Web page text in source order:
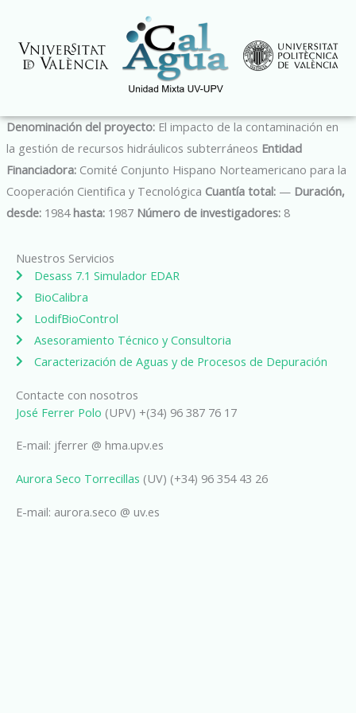
contenido
Denominación del proyecto:El impacto de la contaminación en
la gestión de recursos hidráulicos subterráneos Entidad
Financiadora:Comité Conjunto Hispano Norteamericano para la
Cooperación Cientifica y Tecnológica Cuantía total:— Duración,
desde:1984hasta:1987 Número de investigadores:8
Nuestros Servicios
Desass 7.1 Simulador EDAR
BioCalibra
LodifBioControl
Asesoramiento Técnico y Consultoria
Caracterización de Aguas y de Procesos de Depuración
Contacte con nosotros
José Ferrer Polo (UPV) +(34) 96 387 76 17
E-mail: jferrer @ hma.upv.es
Aurora Seco Torrecillas (UV) (+34) 96 354 43 26
E-mail: aurora.seco @ uv.es